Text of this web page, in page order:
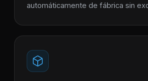
automáticamente de fábrica sin